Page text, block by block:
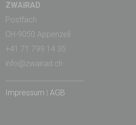
ZWAIRAD
Postfach
CH-9050 Appenzell
+41 71 799 14 35
info@zwairad.ch
Impressum |AGB